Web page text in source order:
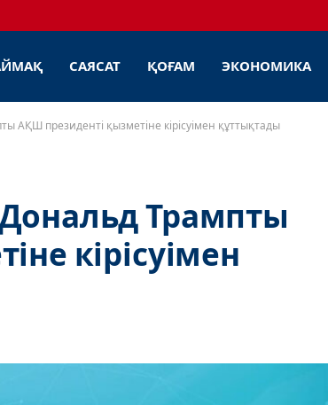
САЯСАТ ҚОҒАМ ЭКОНОМИКА
АҚШ президенті қызметіне кірісуімен құттықтады
Трампты
кірісуімен